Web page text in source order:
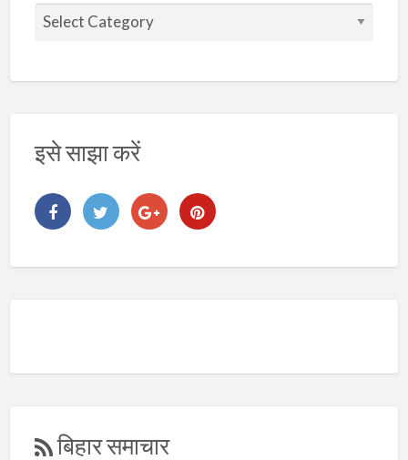
इसे साझा करें
बिहार समाचार